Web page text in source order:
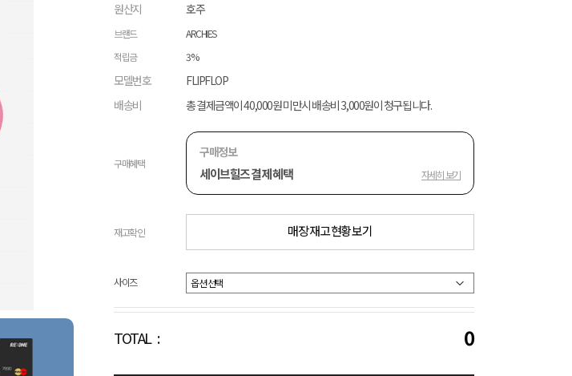
원산지
호주
브랜드
ARCHIES
적립금
3%
모델번호
FLIPFLOP
배송비
총 결제금액이 40,000원 미만시 배송비 3,000원이 청구됩니다.
구매혜택
구매정보
세이브힐즈 결제 혜택 자세히 보기
재고확인 매장 재고 현황 보기
사이즈
TOTAL : 0